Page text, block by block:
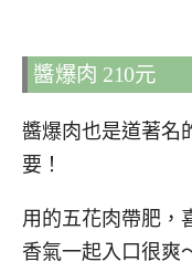
醬爆肉 210元
醬爆肉也是道著名
要！
用的五花肉帶肥，
香氣一起入口很爽